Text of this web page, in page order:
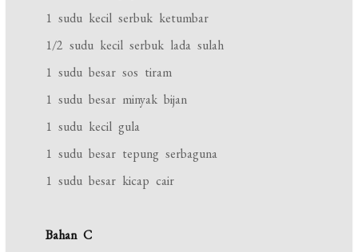
1 sudu kecil serbuk ketumbar
1/2 sudu kecil serbuk lada sulah
1 sudu besar sos tiram
1 sudu besar minyak bijan
1 sudu kecil gula
1 sudu besar tepung serbaguna
1 sudu besar kicap cair
Bahan C